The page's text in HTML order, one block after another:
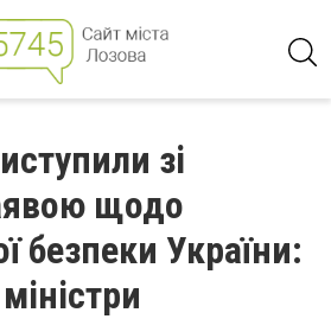
зі
щодо
безпеки України: